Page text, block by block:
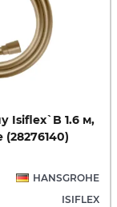
Isiflex`B 1.6 м,
(28276140)
HANSGROHE
ISIFLEX